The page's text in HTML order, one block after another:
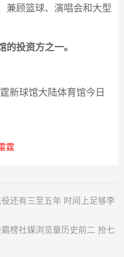
兼顾篮球、演唱会和大型
的投资方之一。
新球馆大陆体育馆今日
霆
还有三至五年 时间上足够李
榜社媒浏览量历史前二 抢七